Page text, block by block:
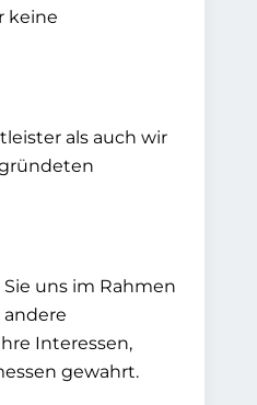
keine
als auch wir
uns im Rahmen
Interessen,
gewahrt.